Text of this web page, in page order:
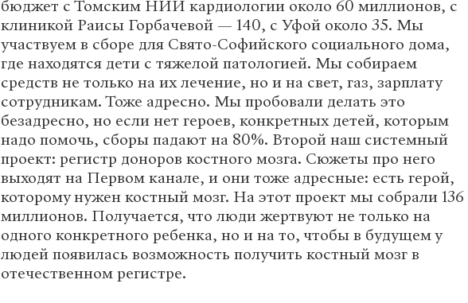
бюджет с Томским НИИ кардиологии около 60 миллионов, с
клиникой Раисы Горбачевой — 140, с Уфой около 35. Мы
участвуем в сборе для Свято-Софийского социального дома,
где находятся дети с тяжелой патологией. Мы собираем
средств не только на их лечение, но и на свет, газ, зарплату
сотрудникам. Тоже адресно. Мы пробовали делать это
безадресно, но если нет героев, конкретных детей, которым
надо помочь, сборы падают на 80%. Второй наш системный
проект: регистр доноров костного мозга. Сюжеты про него
выходят на Первом канале, и они тоже адресные: есть герой,
которому нужен костный мозг. На этот проект мы собрали 136
миллионов. Получается, что люди жертвуют не только на
одного конкретного ребенка, но и на то, чтобы в будущем у
людей появилась возможность получить костный мозг в
отечественном регистре.